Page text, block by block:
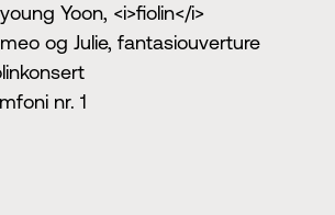
Yoon, <i>fiolin</i>
og Julie, fantasiouverture
nr. 1